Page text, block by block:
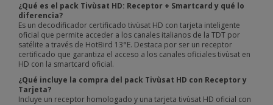
¿Qué es el pack Tivùsat HD: Receptor + Smartcard y qué lo
diferencia?
Es un decodificador certificado tivùsat HD con tarjeta inteligente
oficial que permite acceder a los canales italianos de la TDT por
satélite a través de HotBird 13°E. Destaca por ser un receptor
certificado que garantiza el acceso a los canales oficiales tivùsat en
HD con la smartcard oficial.
¿Qué incluye la compra del pack Tivùsat HD con Receptor y
Tarjeta?
Incluye un receptor homologado y una tarjeta tivùsat HD oficial con